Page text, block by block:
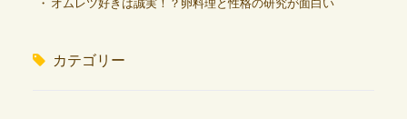
オムレツ好きは誠実！？卵料理と性格の研究が面白い
カテゴリー